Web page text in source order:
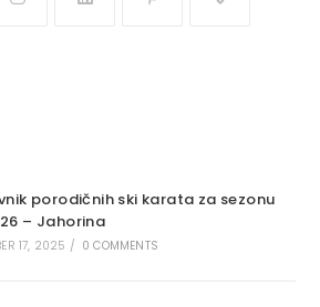
porodičnih ski karata za sezonu
– Jahorina
17, 2025 / 0 COMMENTS